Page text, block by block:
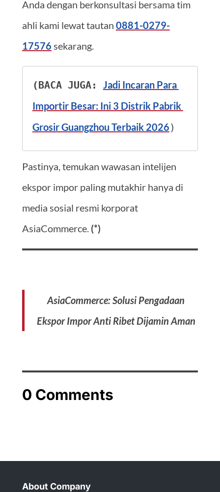
Anda dengan berkonsultasi bersama tim
ahli kami lewat tautan 0881-0279-
17576 sekarang.
(BACA JUGA:
Jadi Incaran Para
Importir Besar: Ini 3 Distrik Pabrik
Grosir Guangzhou Terbaik 2026)
Pastinya, temukan wawasan intelijen
ekspor impor paling mutakhir hanya di
media sosial resmi korporat
AsiaCommerce. (*)
AsiaCommerce: Solusi Pengadaan
Ekspor Impor Anti Ribet Dijamin Aman
0 Comments
About Company